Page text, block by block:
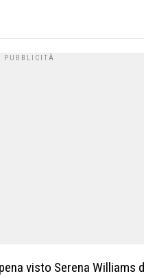
visto Serena Williams